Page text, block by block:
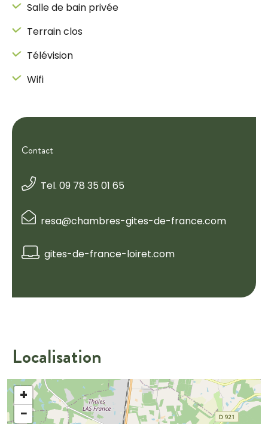
Salle de bain privée
Terrain clos
Télévision
Wifi
Contact
Tel. 09 78 35 01 65
resa@chambres-gites-de-france.com
gites-de-france-loiret.com
Localisation
+
−